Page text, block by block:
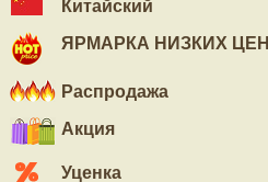
Китайский
ЯРМАРКА НИЗКИХ ЦЕН
Распродажа
Акция
Уценка